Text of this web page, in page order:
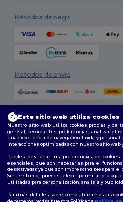
Métodos de pago
Métodos de envío
2026. Todos los derechos
Términos y Condiciones| Política de
Privacidad|Política de Cookies |Mapa
Síguenos
Este sitio web utiliza cookies
Nuestro sitio web utiliza cookies propias y de
general, recordar tus preferencias, analizar el
una experiencia de navegación fluida y
interacciones optimizadas con nuestro sitio web
Puedes gestionar tus preferencias de
esenciales, que son necesarias para el
desactivadas ya que son imprescindibles para
Sin embargo, puedes elegir permitir o
utilizadas para personalización, análisis y
Para más detalles sobre cómo utilizamos las
de terceros, revisa nuestra Política de Política de